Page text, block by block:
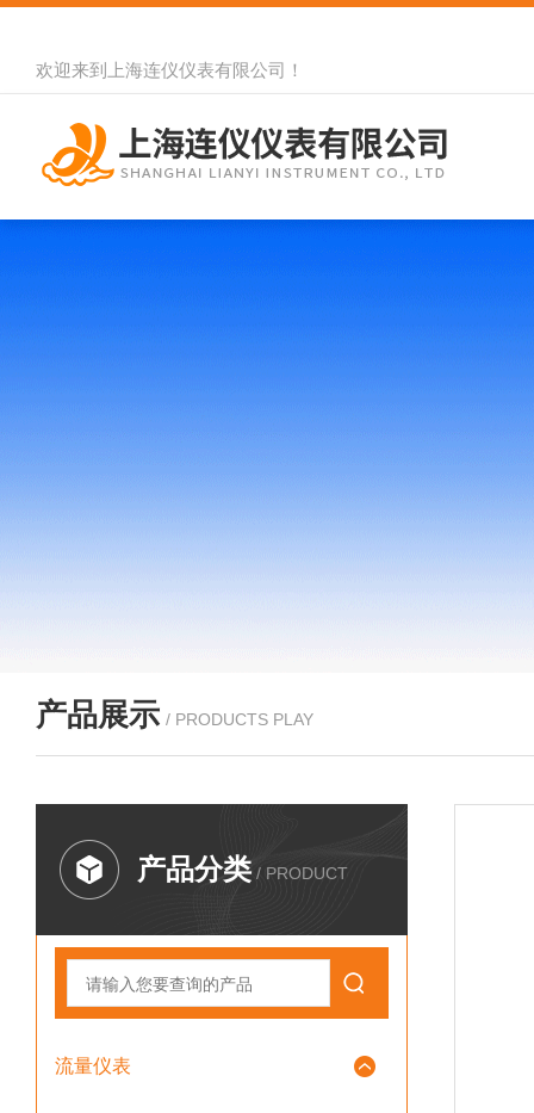
欢迎来到 上海连仪仪表有限公司 ！
产品展示 / PRODUCTS PLAY
产品分类 / PRODUCT
流量仪表